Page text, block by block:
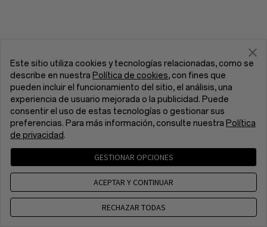
Este sitio utiliza cookies y tecnologías relacionadas, como se
describe en nuestra Política de cookies, con fines que
pueden incluir el funcionamiento del sitio, el análisis, una
experiencia de usuario mejorada o la publicidad. Puede
consentir el uso de estas tecnologías o gestionar sus
preferencias. Para más información, consulte nuestra Política
de privacidad.
GESTIONAR OPCIONES
ACEPTAR Y CONTINUAR
RECHAZAR TODAS